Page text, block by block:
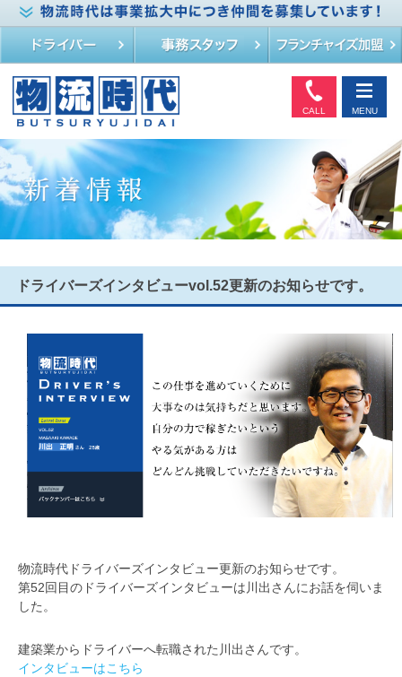
CALL MENU
ドライバーズインタビューvol.52更新のお知らせです。
物流時代ドライバーズインタビュー更新のお知らせです。
第52回目のドライバーズインタビューは川出さんにお話を伺いま
した。
建築業からドライバーへ転職された川出さんです。
インタビューはこちら